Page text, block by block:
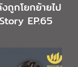
ถูกโยกย้ายไป
EP.65